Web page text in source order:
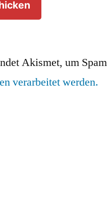
Akismet, um
verarbeitet werden.